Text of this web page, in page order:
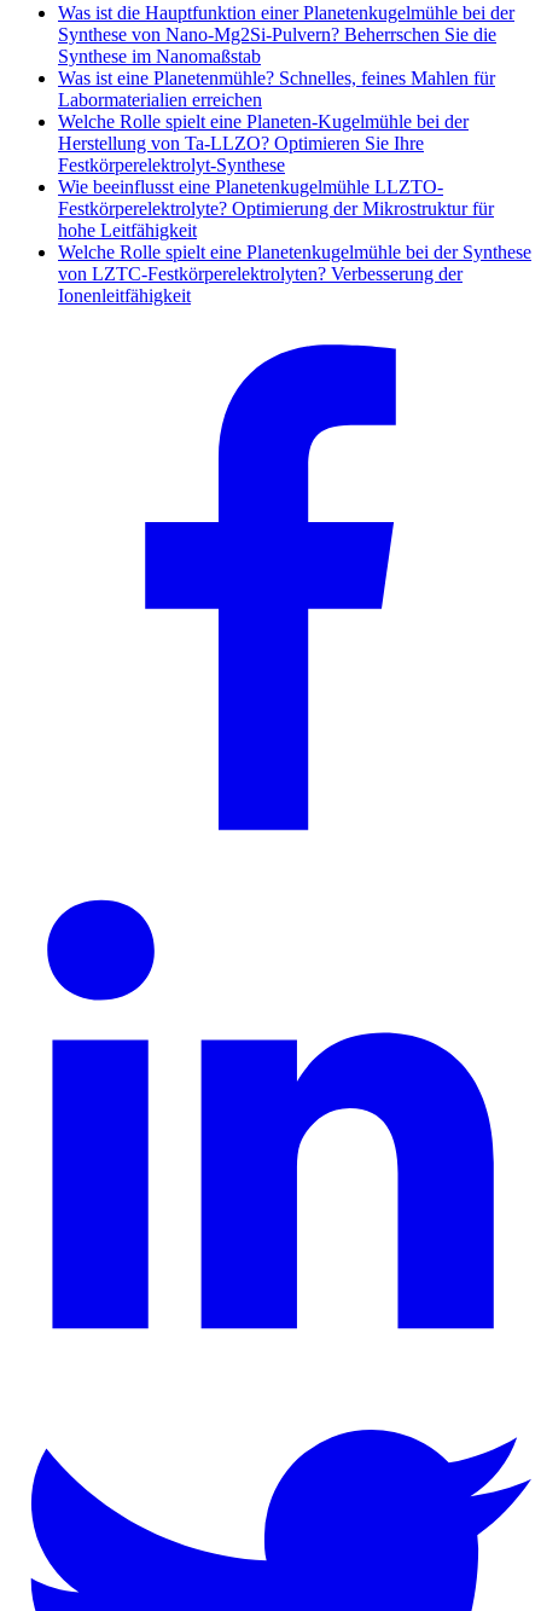
Was ist die Hauptfunktion einer Planetenkugelmühle bei der
Synthese von Nano-Mg2Si-Pulvern? Beherrschen Sie die
Synthese im Nanomaßstab
Was ist eine Planetenmühle? Schnelles, feines Mahlen für
Labormaterialien erreichen
Welche Rolle spielt eine Planeten-Kugelmühle bei der
Herstellung von Ta-LLZO? Optimieren Sie Ihre
Festkörperelektrolyt-Synthese
Wie beeinflusst eine Planetenkugelmühle LLZTO-
Festkörperelektrolyte? Optimierung der Mikrostruktur für
hohe Leitfähigkeit
Welche Rolle spielt eine Planetenkugelmühle bei der Synthese
von LZTC-Festkörperelektrolyten? Verbesserung der
Ionenleitfähigkeit